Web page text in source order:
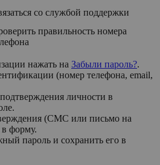
со службой поддержки
правильность номера
нажать на Забыли пароль?.
(номер телефона, email,
личности в
(СМС или письмо на
в форму.
пароль и сохранить его в